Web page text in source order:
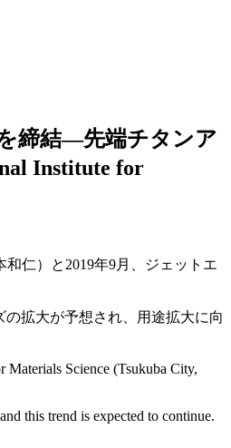
締結―先端チタンア
Institute for
仁）と2019年9月、ジェットエ
拡大が予想され、用途拡大に向
Science (Tsukuba City,
this trend is expected to continue.